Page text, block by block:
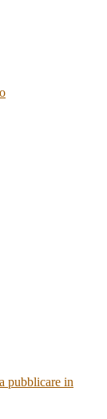
pubblicare in